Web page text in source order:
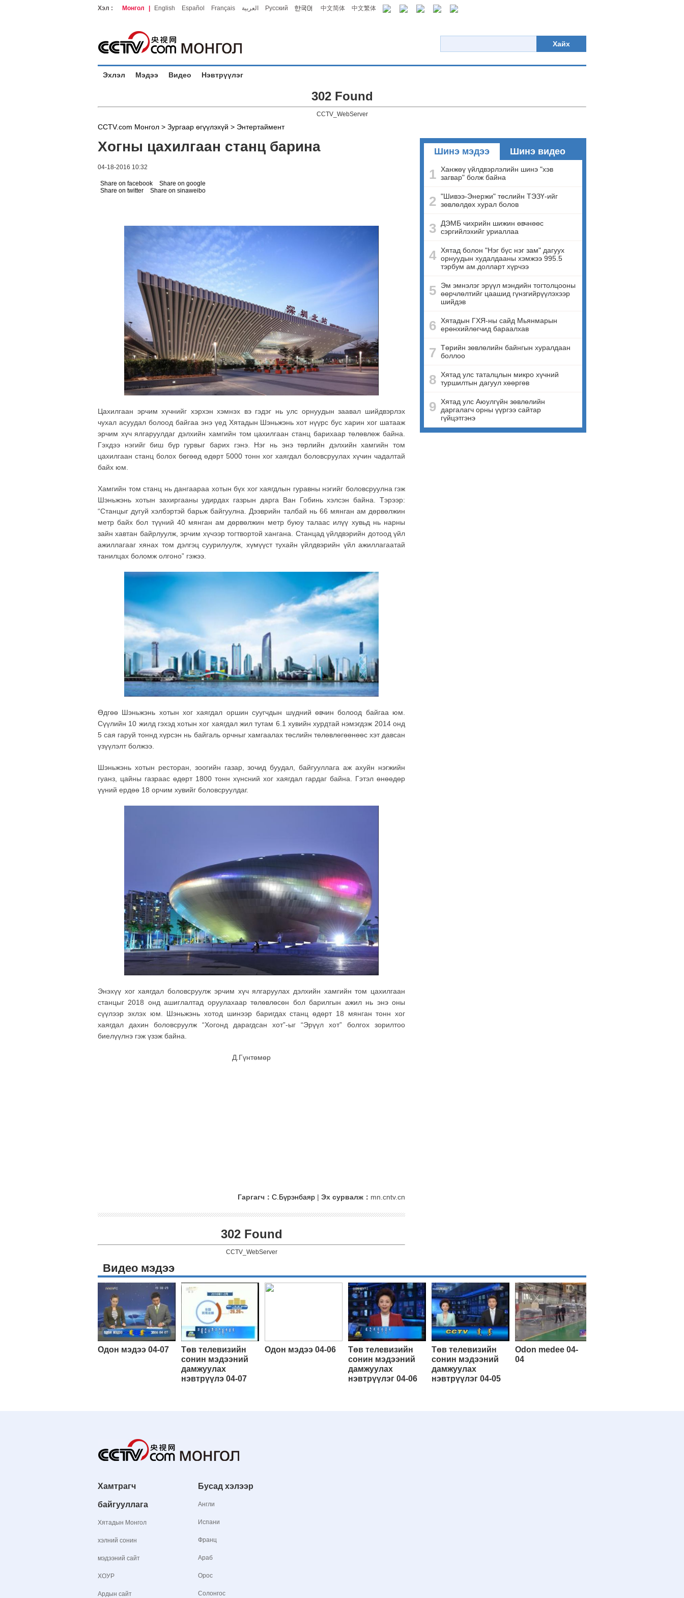
Хэл : Монгол English Español Français العربية Русский 中文简体 中文繁体
Хайх
Эхлэл Мэдээ Видео Нэвтрүүлэг
302 Found
CCTV_WebServer
CCTV.com Монгол > Зургаар өгүүлэхүй > Энтертаймент
Хогны цахилгаан станц барина
04-18-2016 10:32
Share on facebook
Share on google
Share on twitter
Share on sinaweibo
Цахилгаан эрчим хүчнийг хэрхэн хэмнэх вэ гэдэг нь улс орнуудын заавал шийдвэрлэх
чухал асуудал болоод байгаа энэ үед Хятадын Шэньжэнь хот нүүрс бус харин хог шатааж
эрчим хүч ялгаруулдаг дэлхийн хамгийн том цахилгаан станц барихаар төлөвлөж байна.
Гэхдээ нэгийг биш бүр гурвыг барих гэнэ. Нэг нь энэ төрлийн дэлхийн хамгийн том
цахилгаан станц болох бөгөөд өдөрт 5000 тонн хог хаягдал боловсруулах хүчин чадалтай
байх юм.
Хамгийн том станц нь дангаараа хотын бүх хог хаягдлын гуравны нэгийг боловсруулна гэж
Шэньжэнь хотын захиргааны удирдах газрын дарга Ван Гобинь хэлсэн байна. Тэрээр:
“Станцыг дугуй хэлбэртэй барьж байгуулна. Дээврийн талбай нь 66 мянган ам дөрвөлжин
метр байх бол түүний 40 мянган ам дөрвөлжин метр буюу талаас илүү хувьд нь нарны
зайн хавтан байрлуулж, эрчим хүчээр тогтвортой хангана. Станцад үйлдвэрийн дотоод үйл
ажиллагааг хянах том дэлгэц суурилуулж, хүмүүст тухайн үйлдвэрийн үйл ажиллагаатай
танилцах боломж олгоно” гэжээ.
Өдгөө Шэньжэнь хотын хог хаягдал оршин суугчдын шүдний өвчин болоод байгаа юм.
Сүүлийн 10 жилд гэхэд хотын хог хаягдал жил тутам 6.1 хувийн хурдтай нэмэгдэж 2014 онд
5 сая гаруй тоннд хүрсэн нь байгаль орчныг хамгаалах төслийн төлөвлөгөөнөөс хэт давсан
үзүүлэлт болжээ.
Шэньжэнь хотын ресторан, зоогийн газар, зочид буудал, байгууллага аж ахуйн нэгжийн
гуанз, цайны газраас өдөрт 1800 тонн хүнсний хог хаягдал гардаг байна. Гэтэл өнөөдөр
үүний ердөө 18 орчим хувийг боловсруулдаг.
Энэхүү хог хаягдал боловсруулж эрчим хүч ялгаруулах дэлхийн хамгийн том цахилгаан
станцыг 2018 онд ашиглалтад оруулахаар төлөвлөсөн бол барилгын ажил нь энэ оны
сүүлээр эхлэх юм. Шэньжэнь хотод шинээр баригдах станц өдөрт 18 мянган тонн хог
хаягдал дахин боловсруулж “Хогонд дарагдсан хот”-ыг “Эрүүл хот” болгох зорилтоо
биелүүлнэ гэж үзэж байна.
Д.Гүнтөмөр
Гаргагч： С.Бүрэнбаяр | Эх сурвалж： mn.cntv.cn
302 Found
CCTV_WebServer
Шинэ мэдээ Шинэ видео
1 Ханжөү үйлдвэрлэлийн шинэ "хэв
загвар" болж байна
2 "Шивээ-Энержи" төслийн ТЭЗҮ-ийг
зөвлөлдөх хурал болов
3
ДЭМБ чихрийн шижин өвчнөөс
сэргийлэхийг уриаллаа
4 Хятад болон "Нэг бүс нэг зам" дагуух
орнуудын худалдааны хэмжээ 995.5
тэрбум ам.долларт хүрчээ
5
Эм эмнэлэг эрүүл мэндийн тогтолцооны
өөрчлөлтийг цаашид гүнзгийрүүлэхээр
шийдэв
6 Хятадын ГХЯ-ны сайд Мьянмарын
ерөнхийлөгчид бараалхав
7
Төрийн зөвлөлийн байнгын хуралдаан
боллоо
8 Хятад улс таталцлын микро хүчний
туршилтын дагуул хөөргөв
9 Хятад улс Аюулгүйн зөвлөлийн
даргалагч орны үүргээ сайтар
гүйцэтгэнэ
Видео мэдээ
Одон мэдээ 04-07
Төв телевизийн
сонин мэдээний
дамжуулах
нэвтрүүлэ 04-07
Одон мэдээ 04-06
Төв телевизийн
сонин мэдээний
дамжуулах
нэвтрүүлэг 04-06
Төв телевизийн
сонин мэдээний
дамжуулах
нэвтрүүлэг 04-05
Odon medee 04-
04
Хамтрагч
байгууллага
Хятадын Монгол
хэлний сонин
мэдээний сайт
ХОУР
Ардын сайт
Бусад хэлээр
Англи
Испани
Франц
Араб
Орос
Солонгос